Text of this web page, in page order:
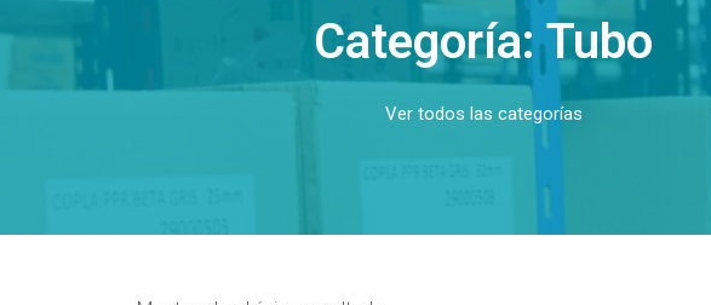
Categoría: Tubo
Ver todos las categorías